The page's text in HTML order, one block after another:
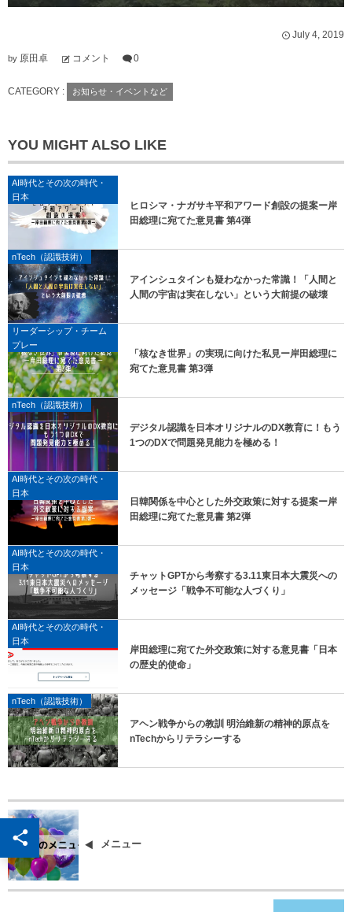
July 4, 2019
by 原田卓 コメント 0
CATEGORY : お知らせ・イベントなど
YOU MIGHT ALSO LIKE
AI時代とその次の時代・
日本
ヒロシマ・ナガサキ平和アワード創設の提案ー岸
田総理に宛てた意見書 第4弾
nTech（認識技術）
アインシュタインも疑わなかった常識！「人間と
人間の宇宙は実在しない」という大前提の破壊
リーダーシップ・チーム
プレー
「核なき世界」の実現に向けた私見ー岸田総理に
宛てた意見書 第3弾
nTech（認識技術）
デジタル認識を日本オリジナルのDX教育に！もう
1つのDXで問題発見能力を極める！
AI時代とその次の時代・
日本
日韓関係を中心とした外交政策に対する提案ー岸
田総理に宛てた意見書 第2弾
AI時代とその次の時代・
日本
チャットGPTから考察する3.11東日本大震災への
メッセージ「戦争不可能な人づくり」
AI時代とその次の時代・
日本
岸田総理に宛てた外交政策に対する意見書「日本
の歴史的使命」
nTech（認識技術）
アヘン戦争からの教訓 明治維新の精神的原点を
nTechからリテラシーする
メニュー